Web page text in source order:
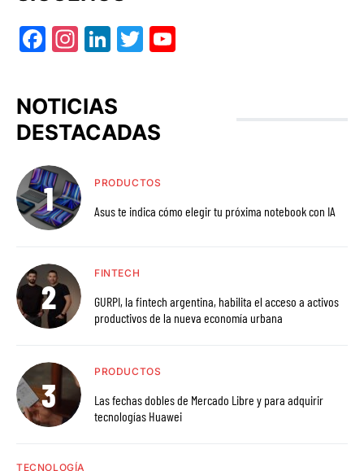
Facebook
Instagram
LinkedIn
Twitter
NOTICIAS
DESTACADAS
PRODUCTOS
Asus te indica cómo elegir tu próxima notebook con IA
FINTECH
GURPI, la fintech argentina, habilita el acceso a activos
productivos de la nueva economía urbana
PRODUCTOS
Las fechas dobles de Mercado Libre y para adquirir
tecnologías Huawei
TECNOLOGÍA